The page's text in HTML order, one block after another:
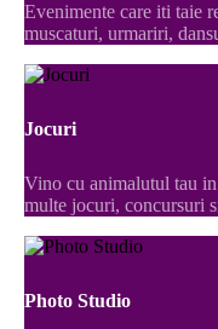
Evenimente care iti taie
muscaturi, urmariri,
Jocuri
Vino cu animalutul tau
multe jocuri, concursuri
Photo Studio